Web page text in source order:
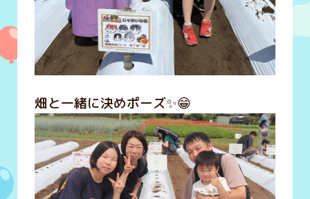
畑と一緒に決めポーズ✨😁